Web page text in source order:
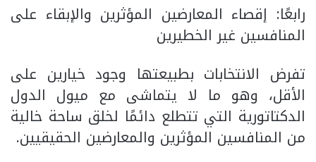
رابعًا: إقصاء المعارضين المؤثرين والإبقاء على
المنافسين غير الخطيرين
تفرض الانتخابات بطبيعتها وجود خيارين على
الأقل، وهو ما لا يتماشى مع ميول الدول
الدكتاتورية التي تتطلع دائمًا لخلق ساحة خالية
من المنافسين المؤثرين والمعارضين الحقيقيين.